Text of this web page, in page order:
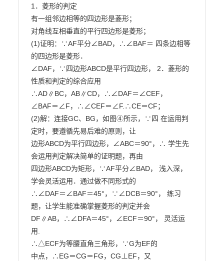
1．菱形的判定
有一组邻边相等的四边形是菱形；
对角线互相垂直的平行四边形是菱形；
(1)证明：∵AF平分∠BAD，∴∠BAF＝ 四条边相等
的四边形是菱形．
∠DAF，∵四边形ABCD是平行四边形， 2．菱形的
性质和判定的综合应用
∴AD∥BC，AB∥CD，∴∠DAF＝∠CEF，
∠BAF＝∠F，∴∠CEF＝∠F.∴CE＝CF；
(2)解：连接GC、BG，如图④所示，∵四 在运用判
定时，要遵循先易后难的原则，让
边形ABCD为平行四边形，∠ABC＝90°，∴ 学生先
会运用判定解决简单的证明题，再由
四边形ABCD为矩形，∵AF平分∠BAD， 浅入深，
学会灵活运用．通过做不同形式的
∴∠DAF＝∠BAF＝45°，∵∠DCB＝90°， 练习
题，让学生能准确掌握菱形的判定并会
DF∥AB，∴∠DFA＝45°，∠ECF＝90°， 灵活运
用.
∴△ECF为等腰直角三角形，∵G为EF的
中点，∴EG＝CG＝FG，CG⊥EF，又